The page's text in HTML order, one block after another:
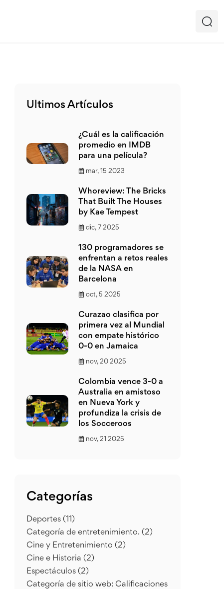
Ultimos Artículos
¿Cuál es la calificación
promedio en IMDB
para una película?
mar, 15 2023
Whoreview: The Bricks
That Built The Houses
by Kae Tempest
dic, 7 2025
130 programadores se
enfrentan a retos reales
de la NASA en
Barcelona
oct, 5 2025
Curazao clasifica por
primera vez al Mundial
con empate histórico
0-0 en Jamaica
nov, 20 2025
Colombia vence 3-0 a
Australia en amistoso
en Nueva York y
profundiza la crisis de
los Socceroos
nov, 21 2025
Categorías
Deportes (11)
Categoría de entretenimiento. (2)
Cine y Entretenimiento (2)
Cine e Historia (2)
Espectáculos (2)
Categoría de sitio web: Calificaciones